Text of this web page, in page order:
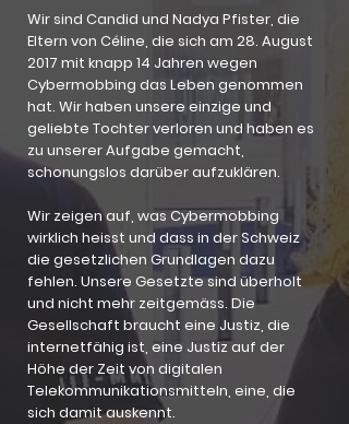
Wir sind Candid und Nadya Pfister, die
Eltern von Céline, die sich am 28. August
2017 mit knapp 14 Jahren wegen
Cybermobbing das Leben genommen
hat. Wir haben unsere einzige und
geliebte Tochter verloren und haben es
zu unserer Aufgabe gemacht,
schonungslos darüber aufzuklären.
Wir zeigen auf, was Cybermobbing
wirklich heisst und dass in der Schweiz
die gesetzlichen Grundlagen dazu
fehlen. Unsere Gesetzte sind überholt
und nicht mehr zeitgemäss. Die
Gesellschaft braucht eine Justiz, die
internetfähig ist, eine Justiz auf der
Höhe der Zeit von digitalen
Telekommunikationsmitteln, eine, die
sich damit auskennt.